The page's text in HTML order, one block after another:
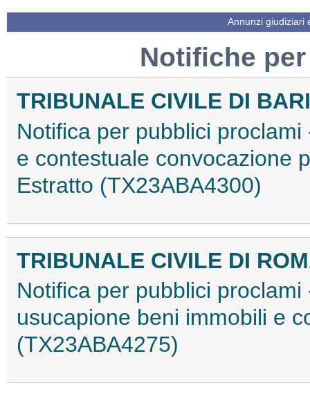
Annunzi giudiziari
Notifiche
TRIBUNALE CIVILE DI BARI
Notifica per pubblici
e contestuale convocazione
Estratto (TX23ABA4300)
TRIBUNALE CIVILE DI
Notifica per pubblici
usucapione beni immobili e
(TX23ABA4275)